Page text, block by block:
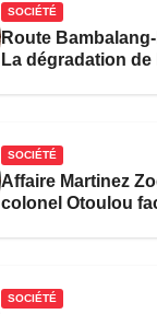
SOCIÉTÉ
Route
La dégradation de
SOCIÉTÉ
Affaire Martinez
colonel Otoulou
SOCIÉTÉ